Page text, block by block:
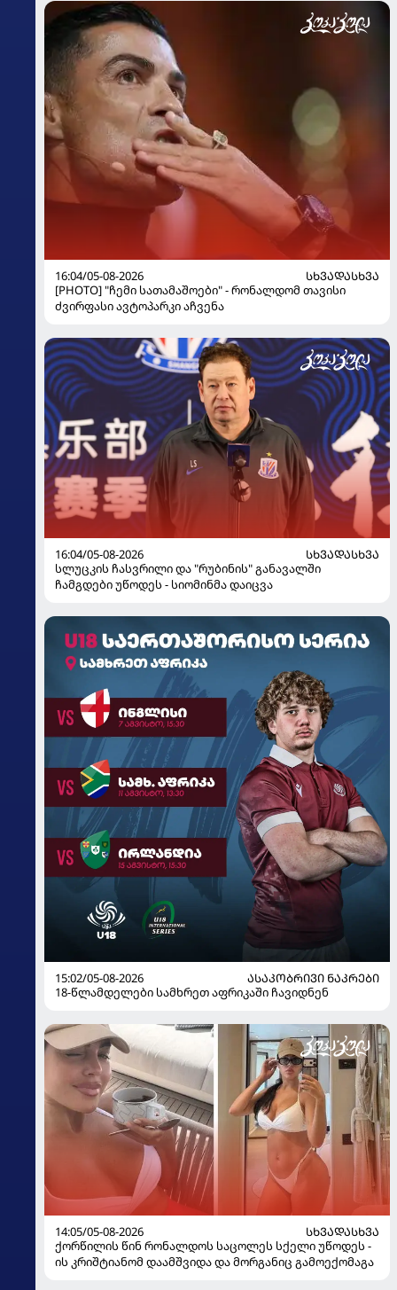
16:04/05-08-2026
ᲡᲮᲕᲐᲓᲐᲡᲮᲕᲐ
[PHOTO] "ჩემი სათამაშოები" - რონალდომ თავისი
ძვირფასი ავტოპარკი აჩვენა
16:04/05-08-2026
ᲡᲮᲕᲐᲓᲐᲡᲮᲕᲐ
სლუცკის ჩასვრილი და "რუბინის" განავალში
ჩამგდები უწოდეს - სიომინმა დაიცვა
15:02/05-08-2026
ᲐᲡᲐᲙᲝᲑᲠᲘᲕᲘ ᲜᲐᲙᲠᲔᲑᲘ
18-წლამდელები სამხრეთ აფრიკაში ჩავიდნენ
14:05/05-08-2026
ᲡᲮᲕᲐᲓᲐᲡᲮᲕᲐ
ქორწილის წინ რონალდოს საცოლეს სქელი უწოდეს -
ის კრიშტიანომ დაამშვიდა და მორგანიც გამოექომაგა